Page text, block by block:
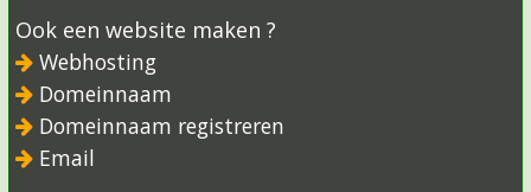
Ook een website maken ?
Webhosting
Domeinnaam
Domeinnaam registreren
Email